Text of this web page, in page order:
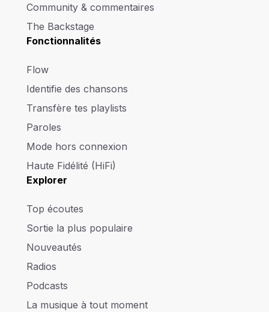
Community & commentaires
The Backstage
Fonctionnalités
Flow
Identifie des chansons
Transfère tes playlists
Paroles
Mode hors connexion
Haute Fidélité (HiFi)
Explorer
Top écoutes
Sortie la plus populaire
Nouveautés
Radios
Podcasts
La musique à tout moment